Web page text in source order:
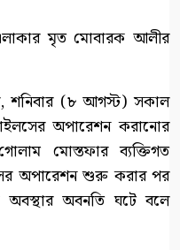
মৃত মোবারক আলীর
শনিবার (৮ আগস্ট) সকাল
অপারেশন করানোর
মোস্তফার ব্যক্তিগত
অপারেশন শুরু করার পর
অবনতি ঘটে বলে